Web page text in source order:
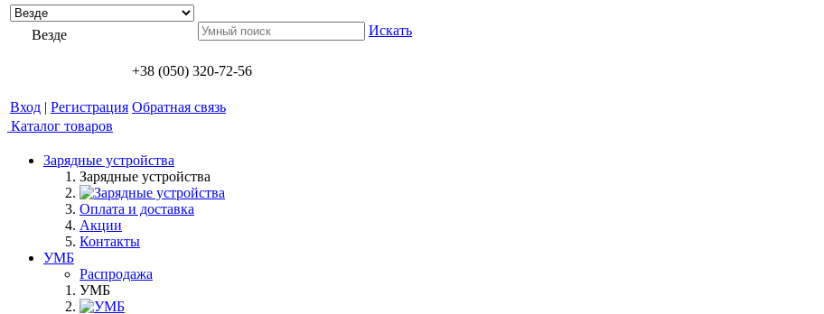
Везде Искать
+38 (050) 320-72-56
Вход | Регистрация Обратная связь
Каталог товаров
Зарядные устройства
Зарядные устройства
Оплата и доставка
Акции
Контакты
УМБ
Распродажа
УМБ